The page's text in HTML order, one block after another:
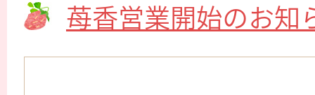
苺香営業開始のお知